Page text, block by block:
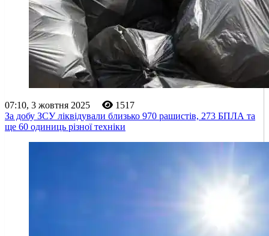
07:10, 3 жовтня 2025
1517
За добу ЗСУ ліквідували близько 970 рашистів, 273 БПЛА та
ще 60 одиниць різної техніки